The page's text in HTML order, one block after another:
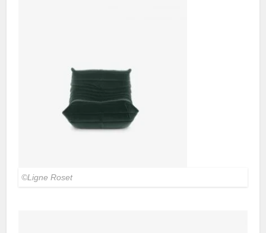
©Ligne Roset